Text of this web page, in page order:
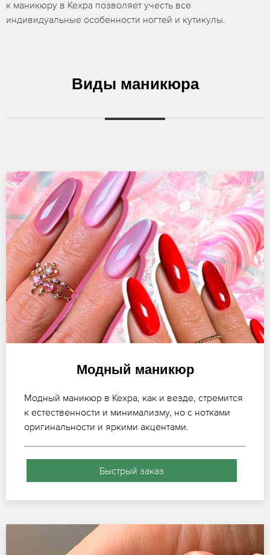
к маникюру в Кехра позволяет учесть все
индивидуальные особенности ногтей и кутикулы.
Виды маникюра
Модный маникюр
Модный маникюр в Кехра, как и везде, стремится
к естественности и минимализму, но с нотками
оригинальности и яркими акцентами.
Быстрый заказ